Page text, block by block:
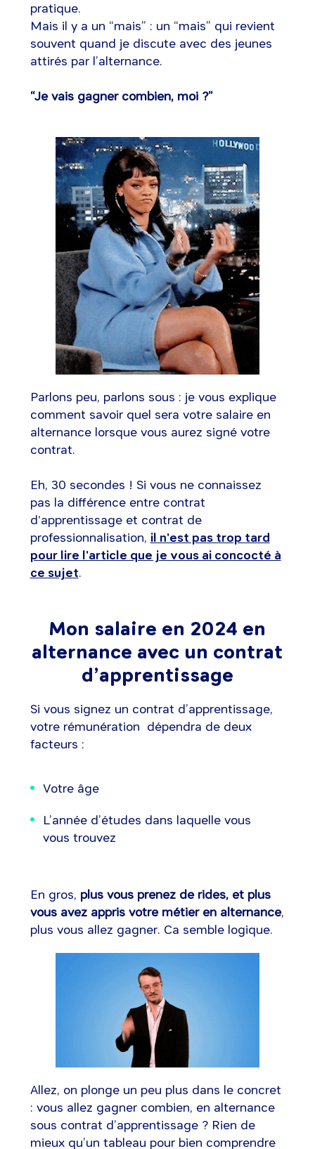
pratique.
Mais il y a un “mais” : un “mais” qui revient
souvent quand je discute avec des jeunes
attirés par l’alternance.
“Je vais gagner combien, moi ?”
Parlons peu, parlons sous : je vous explique
comment savoir quel sera votre salaire en
alternance lorsque vous aurez signé votre
contrat.
Eh, 30 secondes ! Si vous ne connaissez
pas la différence entre contrat
d'apprentissage et contrat de
professionnalisation, il n'est pas trop tard
pour lire l'article que je vous ai concocté à
ce sujet.
Mon salaire en 2024 en
alternance avec un contrat
d’apprentissage
Si vous signez un contrat d’apprentissage,
votre rémunération dépendra de deux
facteurs :
Votre âge
L’année d’études dans laquelle vous
vous trouvez
En gros, plus vous prenez de rides, et plus
vous avez appris votre métier en alternance,
plus vous allez gagner. Ca semble logique.
Allez, on plonge un peu plus dans le concret
: vous allez gagner combien, en alternance
sous contrat d’apprentissage ? Rien de
mieux qu’un tableau pour bien comprendre